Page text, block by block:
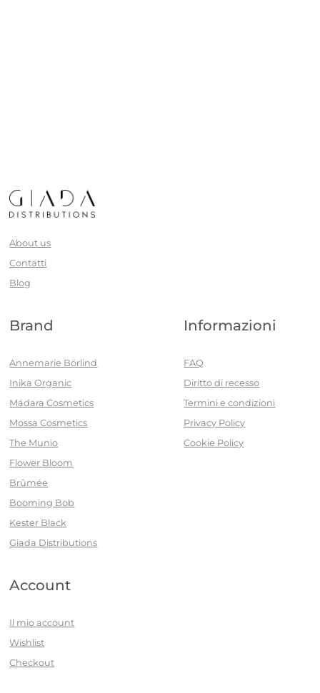
About us
Contatti
Blog
Brand
Annemarie Börlind
Inika Organic
Mádara Cosmetics
Mossa Cosmetics
The Munio
Flower Bloom
Brûmée
Booming Bob
Kester Black
Giada Distributions
Informazioni
FAQ
Diritto di recesso
Termini e condizioni
Privacy Policy
Cookie Policy
Account
Il mio account
Wishlist
Checkout